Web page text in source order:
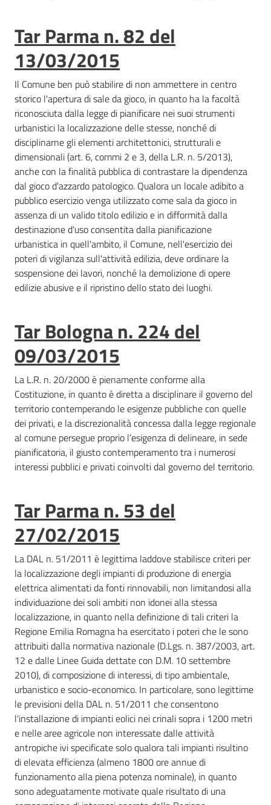
Tar Parma n. 82 del
13/03/2015
Il Comune ben può stabilire di non ammettere in centro
storico l'apertura di sale da gioco, in quanto ha la facoltà
riconosciuta dalla legge di pianificare nei suoi strumenti
urbanistici la localizzazione delle stesse, nonché di
disciplinarne gli elementi architettonici, strutturali e
dimensionali (art. 6, commi 2 e 3, della L.R. n. 5/2013),
anche con la finalità pubblica di contrastare la dipendenza
dal gioco d'azzardo patologico. Qualora un locale adibito a
pubblico esercizio venga utilizzato come sala da gioco in
assenza di un valido titolo edilizio e in difformità dalla
destinazione d'uso consentita dalla pianificazione
urbanistica in quell'ambito, il Comune, nell'esercizio dei
poteri di vigilanza sull'attività edilizia, deve ordinare la
sospensione dei lavori, nonché la demolizione di opere
edilizie abusive e il ripristino dello stato dei luoghi.
Tar Bologna n. 224 del
09/03/2015
La L.R. n. 20/2000 è pienamente conforme alla
Costituzione, in quanto è diretta a disciplinare il governo del
territorio contemperando le esigenze pubbliche con quelle
dei privati, e la discrezionalità concessa dalla legge regionale
al comune persegue proprio l’esigenza di delineare, in sede
pianificatoria, il giusto contemperamento tra i numerosi
interessi pubblici e privati coinvolti dal governo del territorio.
Tar Parma n. 53 del
27/02/2015
La DAL n. 51/2011 è legittima laddove stabilisce criteri per
la localizzazione degli impianti di produzione di energia
elettrica alimentati da fonti rinnovabili, non limitandosi alla
individuazione dei soli ambiti non idonei alla stessa
localizzazione, in quanto nella definizione di tali criteri la
Regione Emilia Romagna ha esercitato i poteri che le sono
attribuiti dalla normativa nazionale (D.Lgs. n. 387/2003, art.
12 e dalle Linee Guida dettate con D.M. 10 settembre
2010), di composizione di interessi, di tipo ambientale,
urbanistico e socio-economico. In particolare, sono legittime
le previsioni della DAL n. 51/2011 che consentono
l'installazione di impianti eolici nei crinali sopra i 1200 metri
e nelle aree agricole non interessate dalle attività
antropiche ivi specificate solo qualora tali impianti risultino
di elevata efficienza (almeno 1800 ore annue di
funzionamento alla piena potenza nominale), in quanto
sono adeguatamente motivate quale risultato di una